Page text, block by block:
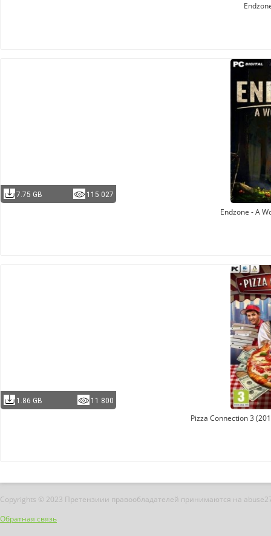
7.75 GB 115 027
Endzone - A
1.86 GB 11 800
Pizza Connection 3
Copyrights © 2023 Претензиии правообладателей принимаются на
Обратная связь